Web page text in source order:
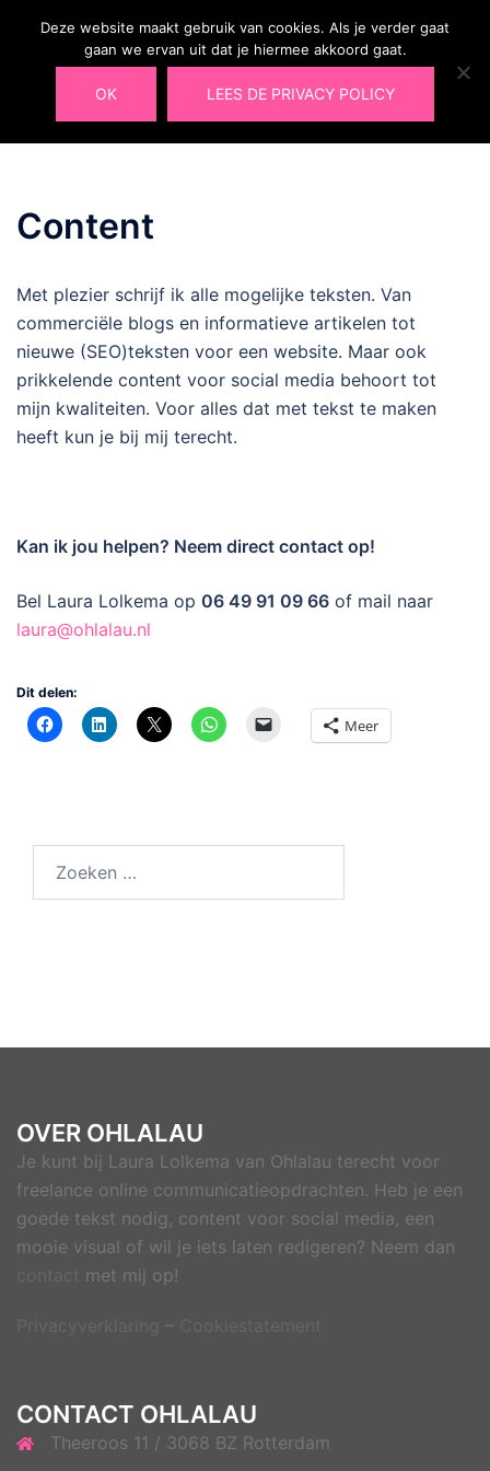
Zoeken
Laura@ohlalau.nl
06 49 91 09 66
Content
Met plezier schrijf ik alle mogelijke teksten. Van
commerciële blogs en informatieve artikelen tot
nieuwe (SEO)teksten voor een website. Maar ook
prikkelende content voor social media behoort tot
mijn kwaliteiten. Voor alles dat met tekst te maken
heeft kun je bij mij terecht.
Kan ik jou helpen? Neem direct contact op!
Bel Laura Lolkema op 06 49 91 09 66 of mail naar
laura@ohlalau.nl
Dit delen:
Meer
OVER OHLALAU
Je kunt bij Laura Lolkema van Ohlalau terecht voor
freelance online communicatieopdrachten. Heb je een
goede tekst nodig, content voor social media, een
mooie visual of wil je iets laten redigeren? Neem dan
met mij op!
–
CONTACT OHLALAU
Theeroos 11 / 3068 BZ Rotterdam
Deze website maakt gebruik van cookies. Als je verder gaat
gaan we ervan uit dat je hiermee akkoord gaat.
OK LEES DE PRIVACY POLICY